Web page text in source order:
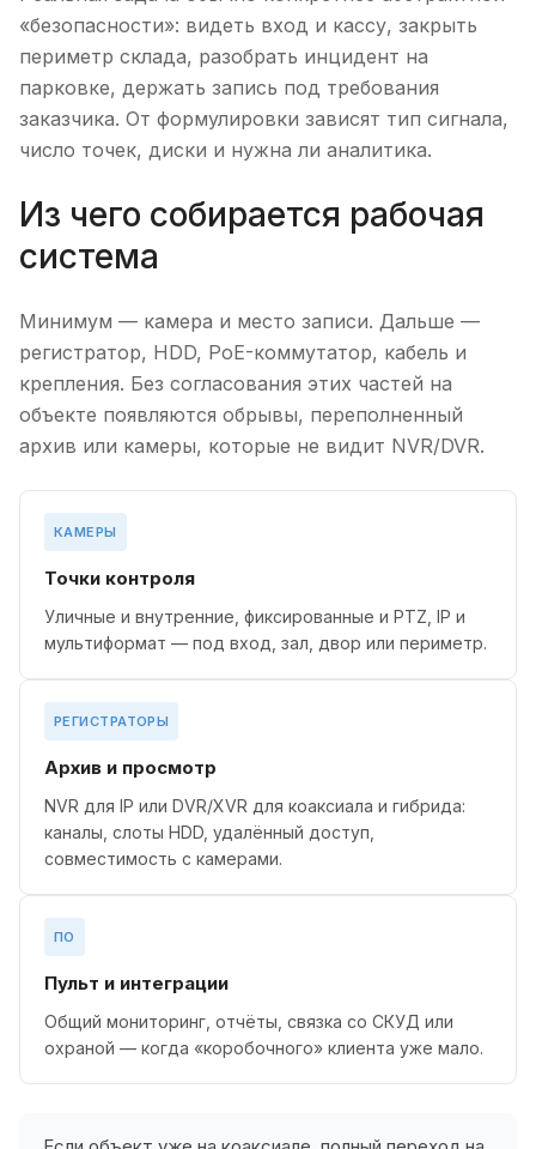
«безопасности»: видеть вход и кассу, закрыть
периметр склада, разобрать инцидент на
парковке, держать запись под требования
заказчика. От формулировки зависят тип сигнала,
число точек, диски и нужна ли аналитика.
Из чего собирается рабочая
система
Минимум — камера и место записи. Дальше —
регистратор, HDD, PoE-коммутатор, кабель и
крепления. Без согласования этих частей на
объекте появляются обрывы, переполненный
архив или камеры, которые не видит NVR/DVR.
КАМЕРЫ
Точки контроля
Уличные и внутренние, фиксированные и PTZ, IP и
мультиформат — под вход, зал, двор или периметр.
РЕГИСТРАТОРЫ
Архив и просмотр
NVR для IP или DVR/XVR для коаксиала и гибрида:
каналы, слоты HDD, удалённый доступ,
совместимость с камерами.
ПО
Пульт и интеграции
Общий мониторинг, отчёты, связка со СКУД или
охраной — когда «коробочного» клиента уже мало.